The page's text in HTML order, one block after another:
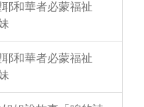
和華者必蒙福祉
和華者必蒙福祉